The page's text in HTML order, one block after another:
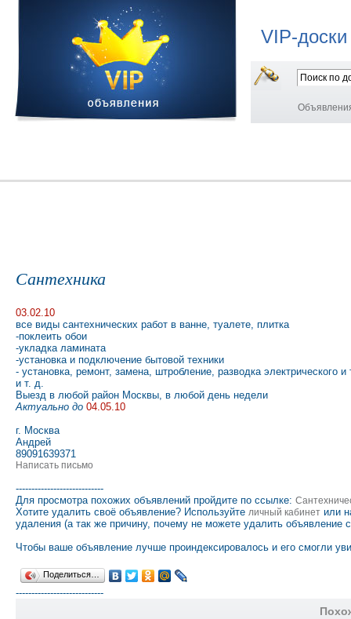
VIP-
Сантехника
03.02.10
все виды сантехнических работ в ванне, туалете, плитка
-поклеить обои
-укладка ламината
-установка и подключение бытовой техники
- установка, ремонт, замена, штробление, разводка электрического
и т. д.
Выезд в любой район Москвы, в любой день недели
Актуально до 04.05.10
г. Москва
Андрей
89091639371
Написать письмо
----------------------------
Для просмотра похожих объявлений пройдите по ссылке:
Хотите удалить своё объявление? Используйте личный кабинет или
удаления (а так же причину, почему не можете удалить объявление
Чтобы ваше объявление лучше проиндексировалось и его смогли
Поделиться…
----------------------------